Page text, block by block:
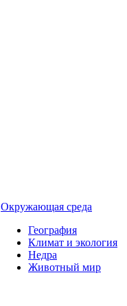
Окружающая среда
География
Климат и экология
Недра
Животный мир